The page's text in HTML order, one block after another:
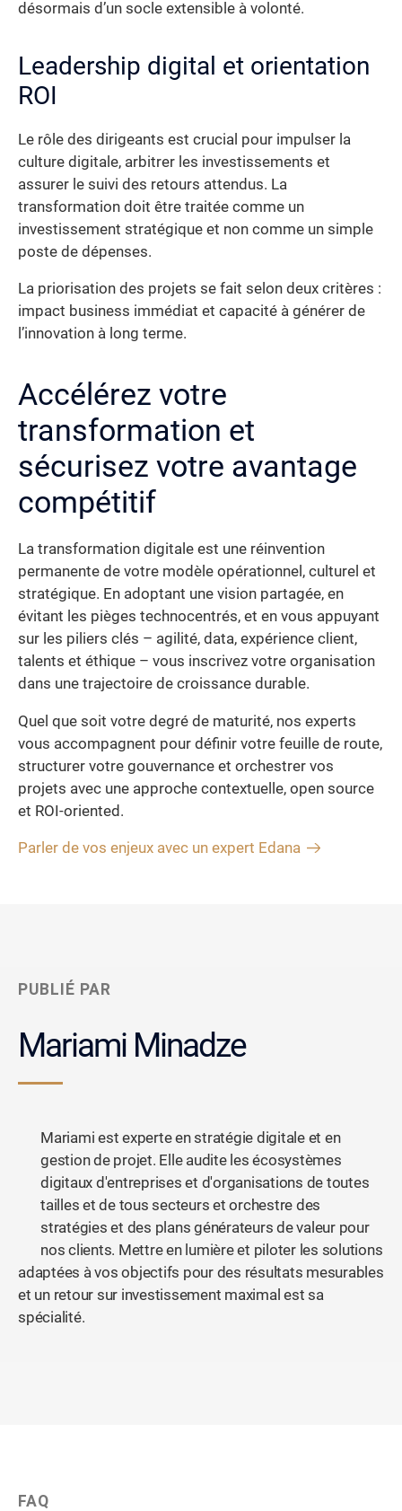
désormais d’un socle extensible à volonté.
Leadership digital et orientation
ROI
Le rôle des dirigeants est crucial pour impulser la
culture digitale, arbitrer les investissements et
assurer le suivi des retours attendus. La
transformation doit être traitée comme un
investissement stratégique et non comme un simple
poste de dépenses.
La priorisation des projets se fait selon deux critères :
impact business immédiat et capacité à générer de
l’innovation à long terme.
Accélérez votre
transformation et
sécurisez votre avantage
compétitif
La transformation digitale est une réinvention
permanente de votre modèle opérationnel, culturel et
stratégique. En adoptant une vision partagée, en
évitant les pièges technocentrés, et en vous appuyant
sur les piliers clés – agilité, data, expérience client,
talents et éthique – vous inscrivez votre organisation
dans une trajectoire de croissance durable.
Quel que soit votre degré de maturité, nos experts
vous accompagnent pour définir votre feuille de route,
structurer votre gouvernance et orchestrer vos
projets avec une approche contextuelle, open source
et ROI-oriented.
Parler de vos enjeux avec un expert Edana
PUBLIÉ PAR
Mariami Minadze
Mariami est experte en stratégie digitale et en
gestion de projet. Elle audite les écosystèmes
digitaux d'entreprises et d'organisations de toutes
tailles et de tous secteurs et orchestre des
stratégies et des plans générateurs de valeur pour
nos clients. Mettre en lumière et piloter les solutions
adaptées à vos objectifs pour des résultats mesurables
et un retour sur investissement maximal est sa
spécialité.
FAQ